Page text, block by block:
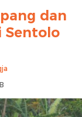
dan
Sentolo